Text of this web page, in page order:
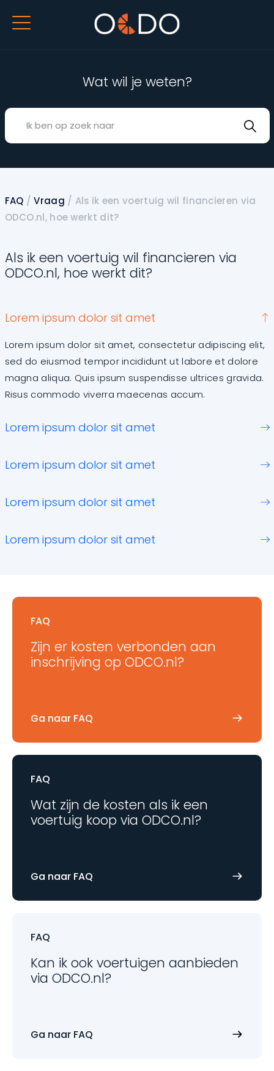
Wat wil je weten?
FAQ / Vraag / Als ik een voertuig wil financieren via
ODCO.nl, hoe werkt dit?
Als ik een voertuig wil financieren via
ODCO.nl, hoe werkt dit?
Lorem ipsum dolor sit amet
Lorem ipsum dolor sit amet, consectetur adipiscing elit,
sed do eiusmod tempor incididunt ut labore et dolore
magna aliqua. Quis ipsum suspendisse ultrices gravida.
Risus commodo viverra maecenas accum.
Lorem ipsum dolor sit amet
Lorem ipsum dolor sit amet
Lorem ipsum dolor sit amet
Lorem ipsum dolor sit amet
FAQ
Zijn er kosten verbonden aan
inschrijving op ODCO.nl?
Ga naar FAQ
FAQ
Wat zijn de kosten als ik een
voertuig koop via ODCO.nl?
Ga naar FAQ
FAQ
Kan ik ook voertuigen aanbieden
via ODCO.nl?
Ga naar FAQ